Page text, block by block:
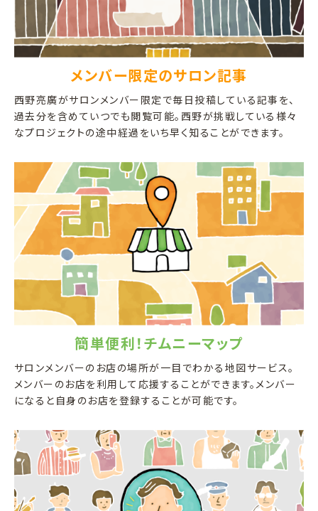
メンバー限定のサロン記事
西野亮廣がサロンメンバー限定で毎日投稿している記事を、
過去分を含めていつでも閲覧可能。西野が挑戦している様々
なプロジェクトの途中経過をいち早く知ることができます。
簡単便利！チムニーマップ
サロンメンバーのお店の場所が一目でわかる地図サービス。
メンバーのお店を利用して応援することができます。メンバー
になると自身のお店を登録することが可能です。